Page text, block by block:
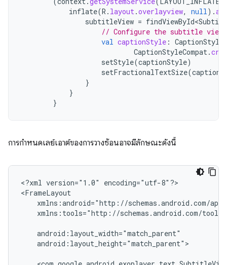
inflate(R . layout.overlayview, null).
subtitleView =
// Configure the subtitle view.
val captionStyle :
CaptionStyleCompat.
setStyle(captionStyle)
setFractionalTextSize(
}
}
}
การกำหนดเลย์เอาต์ของการวางซ้อนอาจมีลักษณะดังนี้
<?xml version="1.0"
encoding="utf-8"?>
xmlns:tools="http://schemas.android.com/tools"
android:layout_height="match_parent">